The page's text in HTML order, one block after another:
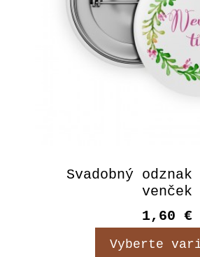
Svadobný
venček
1,60 €
Vyberte